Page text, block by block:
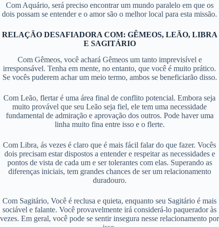
Com Aquário, será preciso encontrar um mundo paralelo em que os
dois possam se entender e o amor são o melhor local para esta missão.
RELAÇÃO DESAFIADORACOM: GÊMEOS, LEÃO, LIBRA
E SAGITÁRIO
Com Gêmeos, você achará Gêmeos um tanto imprevisível e
irresponsável. Tenha em mente, no entanto, que você é muito prático.
Se vocês puderem achar um meio termo, ambos se beneficiarão disso.
Com Leão, flertar é uma área final de conflito potencial. Embora seja
muito provável que seu Leão seja fiel, ele tem uma necessidade
fundamental de admiração e aprovação dos outros. Pode haver uma
linha muito fina entre isso e o flerte.
Com Libra, ás vezes é claro que é mais fácil falar do que fazer. Vocês
dois precisam estar dispostos a entender e respeitar as necessidades e
pontos de vista de cada um e ser tolerantes com elas. Superando as
diferenças iniciais, tem grandes chances de ser um relacionamento
duradouro.
Com Sagitário, Você é reclusa e quieta, enquanto seu Sagitário é mais
sociável e falante. Você provavelmente irá considerá-lo paquerador às
vezes. Em geral, você pode se sentir insegura nesse relacionamento por